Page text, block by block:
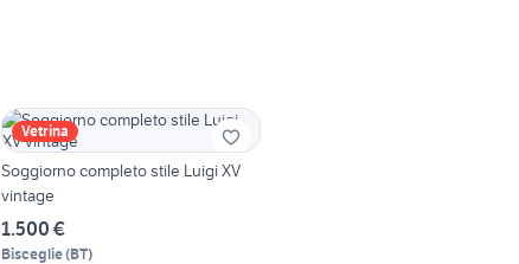
Vetrina
Soggiorno completo stile Luigi XV
vintage
1.500 €
Bisceglie(BT)